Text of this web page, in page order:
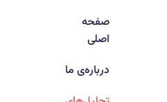
صفحه
اصلی
درباره‌ی ما